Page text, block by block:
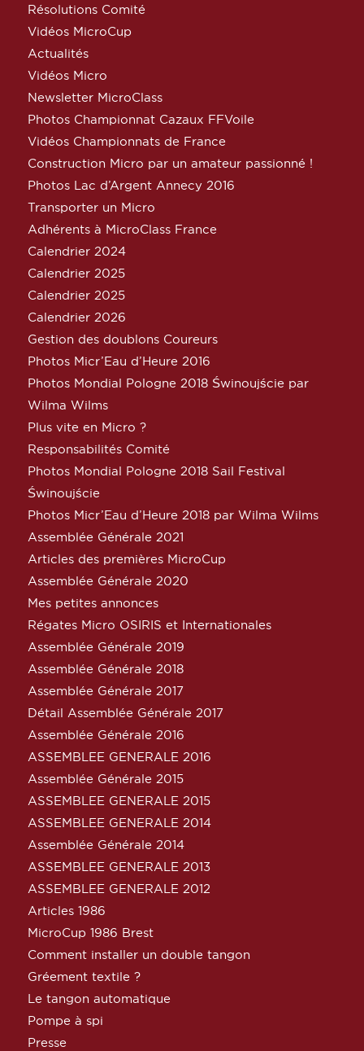
Résolutions Comité
Vidéos MicroCup
Actualités
Vidéos Micro
Newsletter MicroClass
Photos Championnat Cazaux FFVoile
Vidéos Championnats de France
Construction Micro par un amateur passionné !
Photos Lac d’Argent Annecy 2016
Transporter un Micro
Adhérents à MicroClass France
Calendrier 2024
Calendrier 2025
Calendrier 2025
Calendrier 2026
Gestion des doublons Coureurs
Photos Micr’Eau d’Heure 2016
Photos Mondial Pologne 2018 Świnoujście par
Wilma Wilms
Plus vite en Micro ?
Responsabilités Comité
Photos Mondial Pologne 2018 Sail Festival
Świnoujście
Photos Micr’Eau d’Heure 2018 par Wilma Wilms
Assemblée Générale 2021
Articles des premières MicroCup
Assemblée Générale 2020
Mes petites annonces
Régates Micro OSIRIS et Internationales
Assemblée Générale 2019
Assemblée Générale 2018
Assemblée Générale 2017
Détail Assemblée Générale 2017
Assemblée Générale 2016
ASSEMBLEE GENERALE 2016
Assemblée Générale 2015
ASSEMBLEE GENERALE 2015
ASSEMBLEE GENERALE 2014
Assemblée Générale 2014
ASSEMBLEE GENERALE 2013
ASSEMBLEE GENERALE 2012
Articles 1986
MicroCup 1986 Brest
Comment installer un double tangon
Gréement textile ?
Le tangon automatique
Pompe à spi
Presse